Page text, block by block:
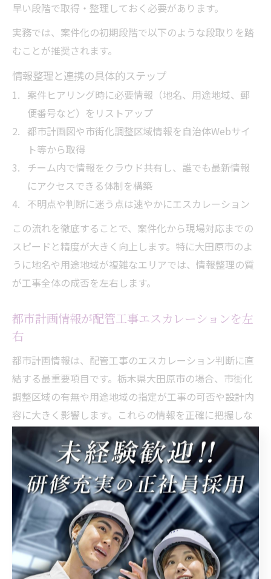
早い段階で取得・整理しておく必要があります。
実務では、案件化の初期段階で以下のような段取りを踏
むことが推奨されます。
情報整理と連携の具体的ステップ
案件ヒアリング時に必要情報（地名、用途地域、郵
便番号など）をリストアップ
都市計画図や市街化調整区域情報を自治体Webサイ
ト等から取得
チーム内で情報をクラウド共有し、誰でも最新情報
にアクセスできる体制を構築
不明点や判断に迷う点は速やかにエスカレーション
この流れを徹底することで、案件化から現場対応までの
スピードと精度が大きく向上します。特に大田原市のよ
うに地名や用途地域が複雑なエリアでは、情報整理の質
が工事全体の成否を左右します。
都市計画情報が配管工事エスカレーションを左
右
都市計画情報は、配管工事のエスカレーション判断に直
結する最重要項目です。栃木県大田原市の場合、市街化
調整区域の有無や用途地域の指定が工事の可否や設計内
容に大きく影響します。これらの情報を正確に把握しな
いまま工事計画を進めると、後になって大きな手戻りや
工期延長につながるリスクが高まります。
例えば、大田原市の都市計画図で工事予定地が市街化調
整区域に該当する場合、行政への申請や許可取得が追加
で必要となります。また、用途地域によっては配管ルー
トや設備仕様にも制約がかかることがあるため、事前の
情報収集とエスカレーションが不可欠です。失敗例とし
て、情報確認が不十分なまま工事を進めてしまい、着工